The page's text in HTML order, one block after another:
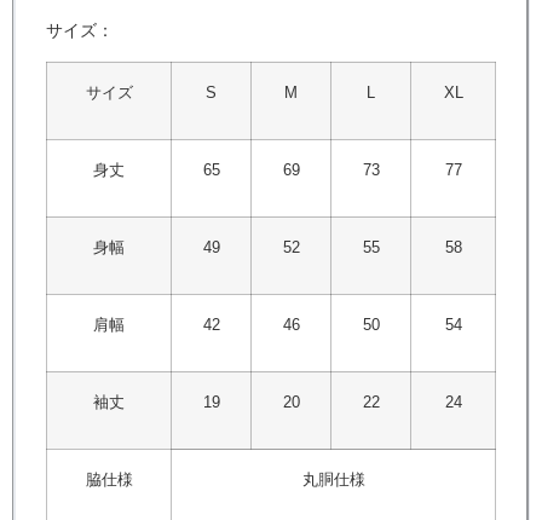
サイズ：
サイズ S M XL
身丈 65 69 73 77
身幅 49 52 55 58
肩幅 42 46 50 54
袖丈 19 20 22 24
脇仕様 丸胴仕様